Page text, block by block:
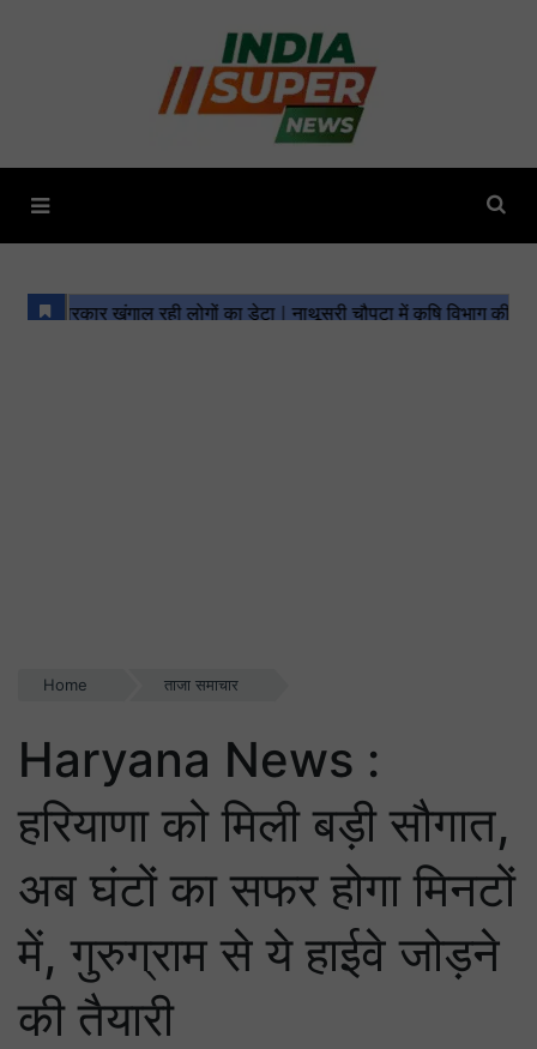
Home ताजा समाचार
Haryana News :
हरियाणा को मिली बड़ी सौगात,
अब घंटों का सफर होगा मिनटों
में, गुरुग्राम से ये हाईवे जोड़ने
की तैयारी